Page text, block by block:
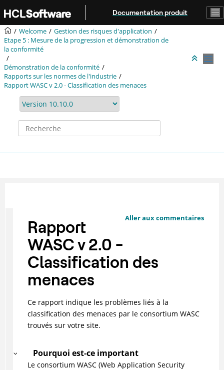
Aller au contenu principal
Documentation produit
Welcome
Gestion des risques d'application
Etape 5 : Mesure de la progression et démonstration de
la conformité
Démonstration de la conformité
Rapports sur les normes de l'industrie
Rapport WASC v 2.0 - Classification des menaces
Aller aux commentaires
Rapport
WASC v 2.0 -
Classification des
menaces
Ce rapport indique les problèmes liés à la
classification des menaces par le consortium WASC
trouvés sur votre site.
Pourquoi est-ce important
Le consortium WASC (Web Application Security